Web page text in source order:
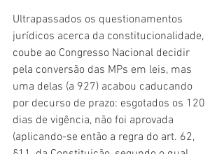
Ultrapassados os questionamentos
jurídicos acerca da constitucionalidade,
coube ao Congresso Nacional decidir
pela conversão das MPs em leis, mas
uma delas (a 927) acabou caducando
por decurso de prazo: esgotados os 120
dias de vigência, não foi aprovada
(aplicando-se então a regra do art. 62,